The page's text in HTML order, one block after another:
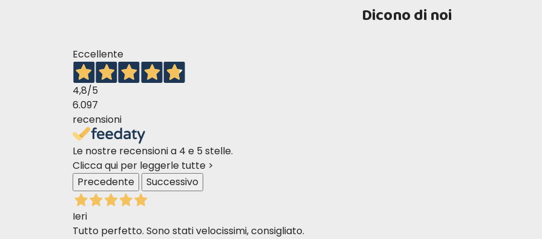
Dicono di noi
Eccellente
4,8/5
6.097
recensioni
Le nostre recensioni a 4 e 5 stelle.
Clicca qui per leggerle tutte >
Precedente
Successivo
Ieri
Tutto perfetto. Sono stati velocissimi, consigliato.